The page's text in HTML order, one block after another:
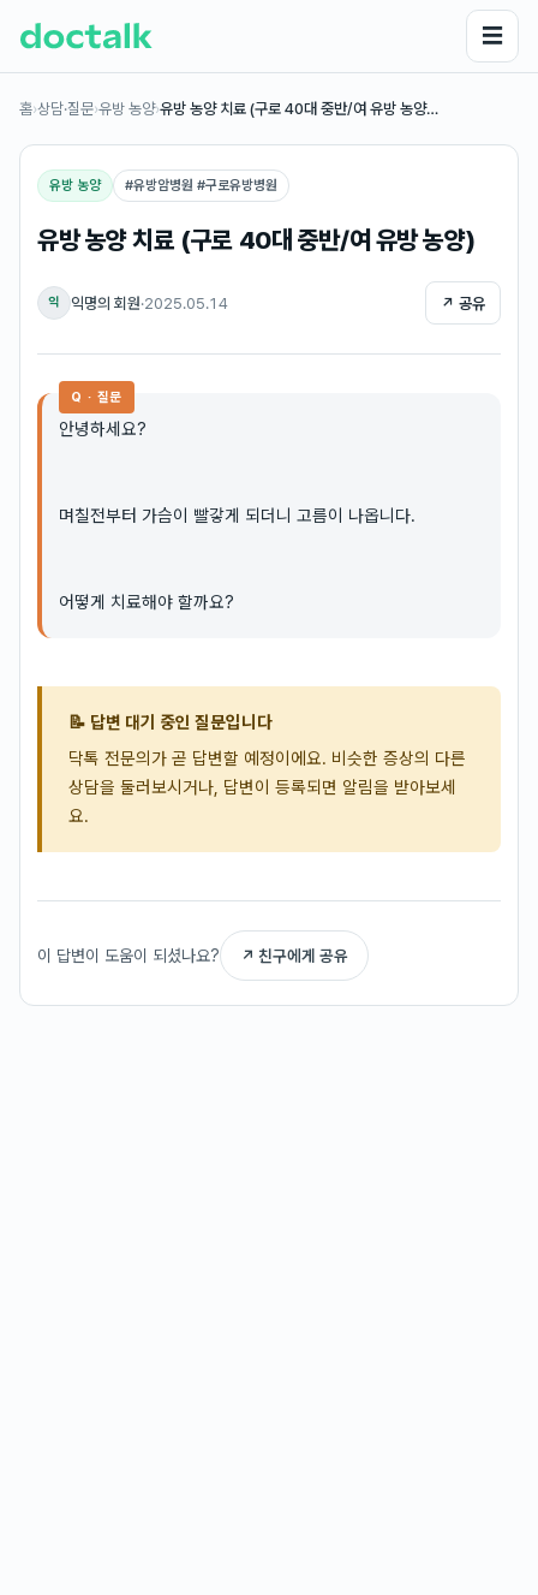
☰
홈›상담·질문›유방 농양›유방 농양 치료 (구로 40대 중반/여 유방 농양…
유방 농양 #유방암병원 #구로유방병원
유방 농양 치료 (구로 40대 중반/여 유방 농양)
익 익명의 회원·2025.05.14 ↗ 공유
Q · 질문
안녕하세요?
며칠전부터 가슴이 빨갛게 되더니 고름이 나옵니다.
어떻게 치료해야 할까요?
📝 답변 대기 중인 질문입니다
닥톡 전문의가 곧 답변할 예정이에요. 비슷한 증상의 다른
상담을 둘러보시거나, 답변이 등록되면 알림을 받아보세
요.
이 답변이 도움이 되셨나요? ↗ 친구에게 공유